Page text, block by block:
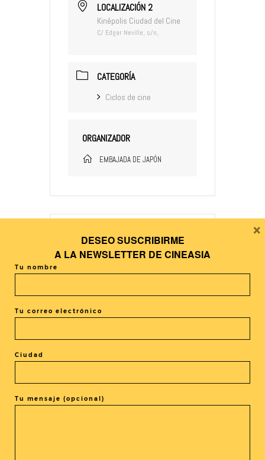
LOCALIZACIÓN 2
Kinépolis Ciudad del Cine
C/ Edgar Neville, s/n,
CATEGORÍA
Ciclos de cine
ORGANIZADOR
EMBAJADA DE JAPÓN
El evento está terminado.
DESEO SUSCRIBIRME
A LA NEWSLETTER DE CINEASIA
Tu nombre
Tu correo electrónico
Ciudad
Tu mensaje (opcional)
×